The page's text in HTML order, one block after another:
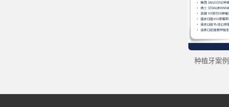
种植牙案例